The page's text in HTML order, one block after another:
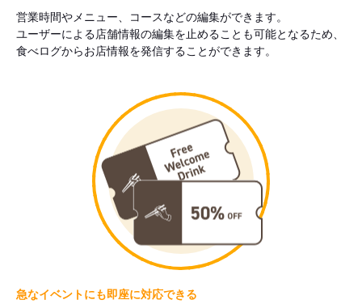
営業時間やメニュー、コースなどの編集ができます。
ユーザーによる店舗情報の編集を止めることも可能となるため、
食べログからお店情報を発信することができます。
急なイベントにも即座に対応できる